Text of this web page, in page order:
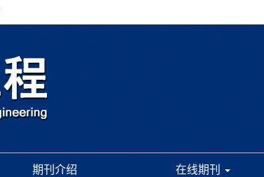
期刊介绍 在线期刊